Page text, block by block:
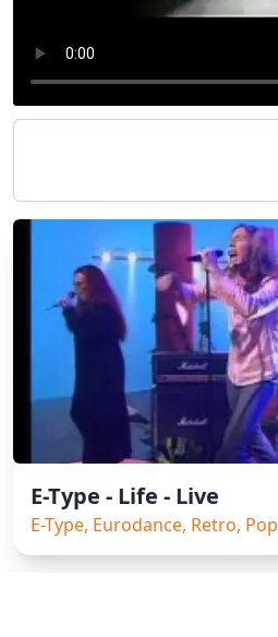
E-Type - Life - Live
E-Type, Eurodance, Retro, Pop